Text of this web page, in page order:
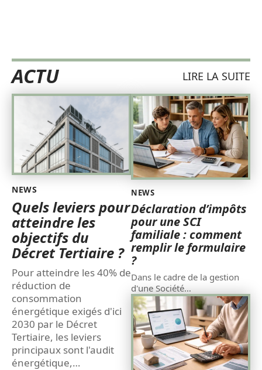
ACTU LIRE LA SUITE
NEWS
Quels leviers pour
atteindre les
objectifs du
Décret Tertiaire ?
Pour atteindre les 40% de
réduction de
consommation
énergétique exigés d'ici
2030 par le Décret
Tertiaire, les leviers
principaux sont l'audit
énergétique,…
NEWS
Déclaration d’impôts
pour une SCI
familiale : comment
remplir le formulaire
?
Dans le cadre de la gestion
d'une Société…